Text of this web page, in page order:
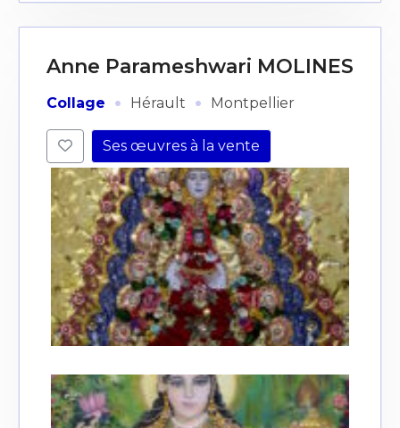
Anne Parameshwari MOLINES
Collage · Hérault · Montpellier
Ses œuvres à la vente